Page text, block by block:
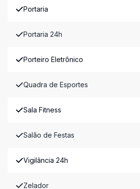
Portaria
Portaria 24h
Porteiro Eletrônico
Quadra de Esportes
Sala Fitness
Salão de Festas
Vigilância 24h
Zelador